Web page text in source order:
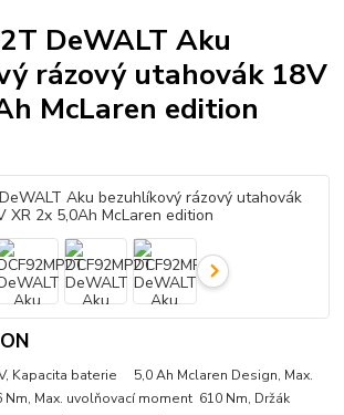
DeWALT Aku
rázový utahovák 18V
McLaren edition
Kapacita baterie 5,0 Ah Mclaren Design, Max.
Max. uvolňovací moment 610 Nm, Držák